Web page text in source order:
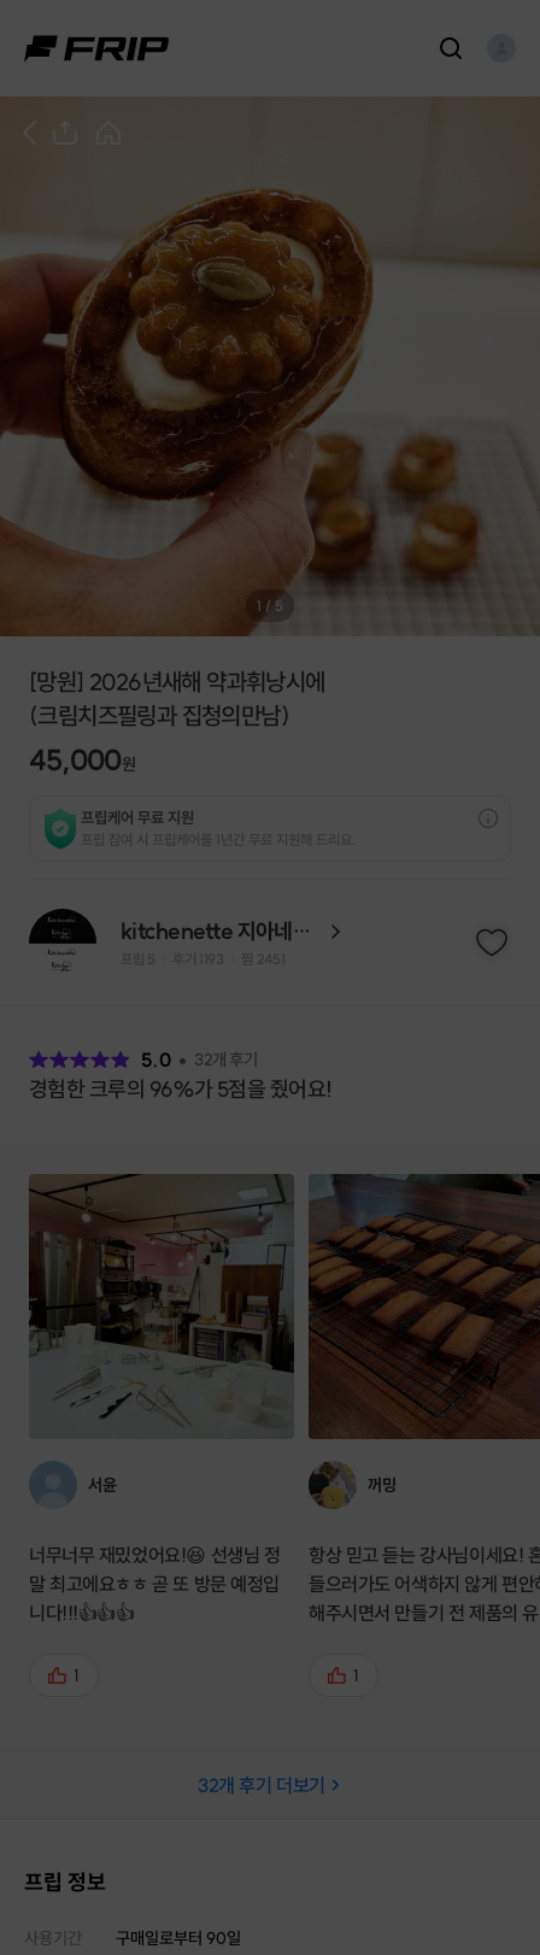
1 / 5
[망원] 2026년새해 약과휘낭시에
(크림치즈필링과 집청의만남)
45,000원
프립케어 무료 지원
프립 참여 시 프립케어를 1년간 무료 지원해 드리요.
kitchenette 지아네요리공작소
프립 5 후기 1193 찜 2451
5.0 32개 후기
경험한 크루의 96%가 5점을 줬어요!
서윤
너무너무 재밌었어요!😆 선생님 정
말 최고에요ㅎㅎ 곧 또 방문 예정입
니다!!!👍👍👍
1
꺼밍
항상 믿고 듣는 강사님이세요!
들으러가도 어색하지 않게 편안
해주시면서 만들기 전 제품의
게 잘 알려주십니다. 덕분에 한
리고 무엇보다 존맛입니다 ㅠㅠ
1
32개 후기 더보기
프립 정보
사용기간 구매일로부터 90일